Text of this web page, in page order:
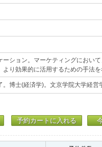
ション。マーケティングにおい
り効果的に活用するための手法を
博士(経済学)。文京学院大学経営
予約カートに入れる